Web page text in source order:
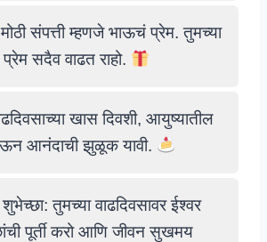
संपत्ती म्हणजे भाऊचं प्रेम. तुमच्या
सदैव वाढत राहो.
खास दिवशी, आयुष्यातील
आनंदाची झुळूक यावी.
तुमच्या वाढदिवसावर ईश्वर
पूर्ती करो आणि जीवन सुखमय